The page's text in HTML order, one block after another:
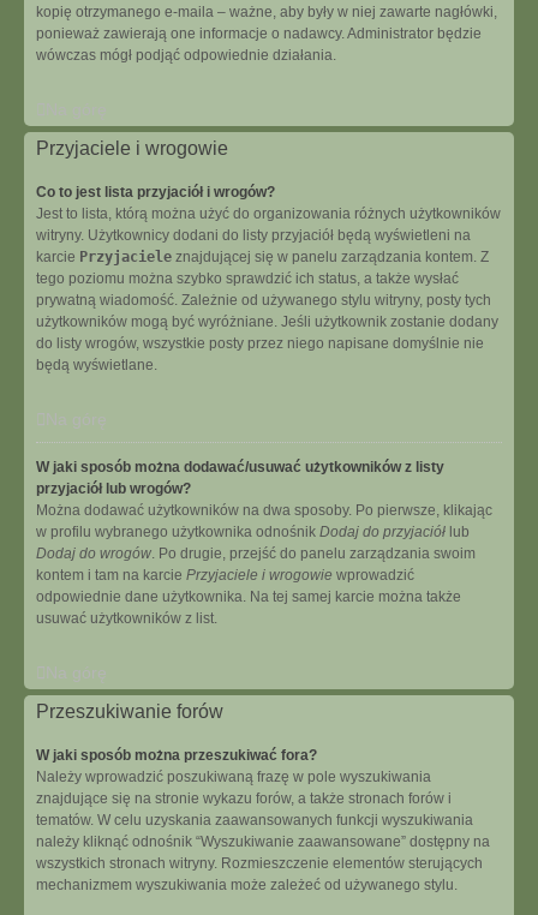
kopię otrzymanego e-maila – ważne, aby były w niej zawarte nagłówki,
ponieważ zawierają one informacje o nadawcy. Administrator będzie
wówczas mógł podjąć odpowiednie działania.
Przyjaciele i wrogowie
Co to jest lista przyjaciół i wrogów?
Jest to lista, którą można użyć do organizowania różnych użytkowników
witryny. Użytkownicy dodani do listy przyjaciół będą wyświetleni na
karcie Przyjaciele znajdującej się w panelu zarządzania kontem. Z
tego poziomu można szybko sprawdzić ich status, a także wysłać
prywatną wiadomość. Zależnie od używanego stylu witryny, posty tych
użytkowników mogą być wyróżniane. Jeśli użytkownik zostanie dodany
do listy wrogów, wszystkie posty przez niego napisane domyślnie nie
będą wyświetlane.
Na górę
W jaki sposób można dodawać/usuwać użytkowników z listy
przyjaciół lub wrogów?
Można dodawać użytkowników na dwa sposoby. Po pierwsze, klikając
w profilu wybranego użytkownika odnośnik Dodaj do przyjaciół lub
Dodaj do wrogów. Po drugie, przejść do panelu zarządzania swoim
kontem i tam na karcie Przyjaciele i wrogowie wprowadzić
odpowiednie dane użytkownika. Na tej samej karcie można także
usuwać użytkowników z list.
Na górę
Przeszukiwanie forów
W jaki sposób można przeszukiwać fora?
Należy wprowadzić poszukiwaną frazę w pole wyszukiwania
znajdujące się na stronie wykazu forów, a także stronach forów i
tematów. W celu uzyskania zaawansowanych funkcji wyszukiwania
należy kliknąć odnośnik “Wyszukiwanie zaawansowane” dostępny na
wszystkich stronach witryny. Rozmieszczenie elementów sterujących
mechanizmem wyszukiwania może zależeć od używanego stylu.